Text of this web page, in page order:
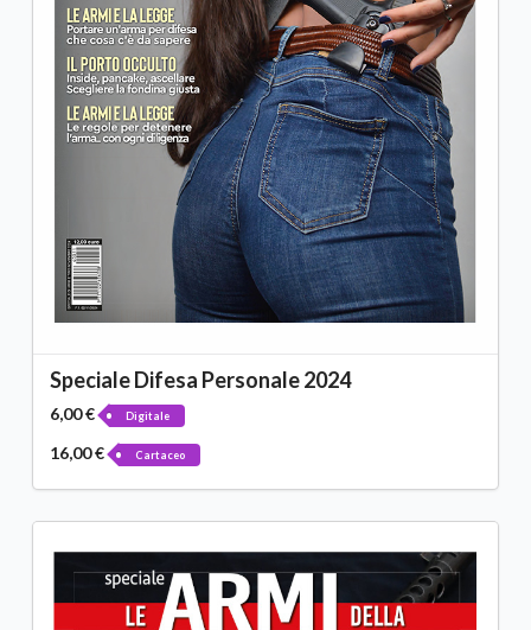
Speciale Difesa Personale 2024
6,00 € Digitale
16,00 € Cartaceo